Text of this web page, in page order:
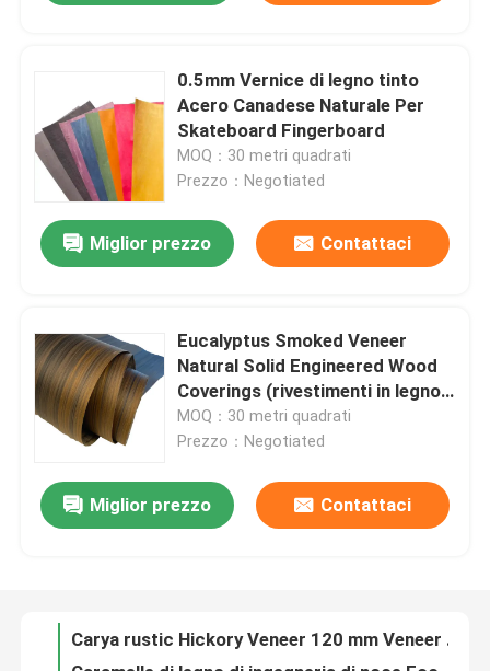
Casa
Prodotti
Circa noi
Controllo di qualità
0.5mm Vernice di legno tinto
Acero Canadese Naturale Per
Skateboard Fingerboard
MOQ：30 metri quadrati
Prezzo：Negotiated
Miglior prezzo Contattaci
Eucalyptus Smoked Veneer
Natural Solid Engineered Wood
Coverings (rivestimenti in legno
massello artificiale)
MOQ：30 metri quadrati
Prezzo：Negotiated
Miglior prezzo Contattaci
Fabbricazione a base di legno elastico